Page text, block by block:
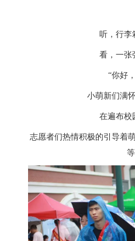
听，行李
看，一张
“你好
小萌新们满
在遍布校
志愿者们热情积极的引导着
等